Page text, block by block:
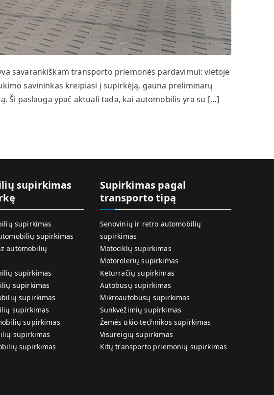
savarankiškam transporto priemonės pardavimui: vietoje
savininkas kreipiasi į supirkėją, gauna preliminarų
Ši paslauga ypač aktuali tada, kai automobilis yra su […]
supirkimas
supirkimas
supirkimas
automobilių
supirkimas
supirkimas
supirkimas
supirkimas
supirkimas
supirkimas
supirkimas
Supirkimas pagal
transporto tipą
Senovinių ir retro automobilių
supirkimas
Motociklų supirkimas
Motorolerių supirkimas
Keturračių supirkimas
Autobusų supirkimas
Mikroautobusų supirkimas
Sunkvežimių supirkimas
Žemės ūkio technikos supirkimas
Visureigių supirkimas
Kitų transporto priemonių supirkimas